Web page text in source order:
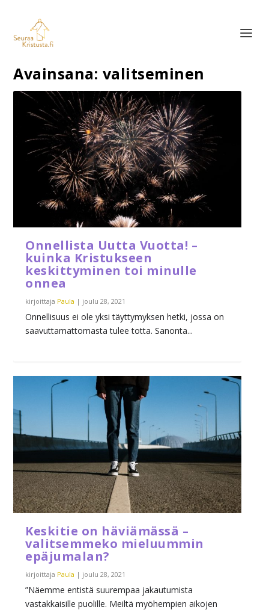
Avainsana: valitseminen
Onnellista Uutta Vuotta! –
kuinka Kristukseen
keskittyminen toi minulle
onnea
kirjoittaja Paula | joulu 28, 2021
Onnellisuus ei ole yksi täyttymyksen hetki, jossa on
saavuttamattomasta tulee totta. Sanonta...
Keskitie on häviämässä –
valitsemmeko mieluummin
epäjumalan?
kirjoittaja Paula | joulu 28, 2021
”Näemme entistä suurempaa jakautumista
vastakkaisille puolille. Meiltä myöhempien aikojen